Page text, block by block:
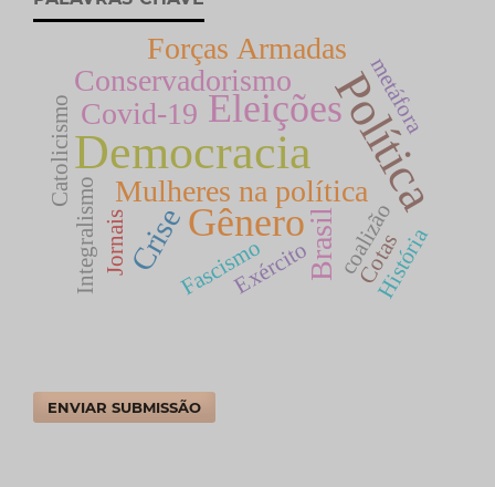
Democracia Política
Eleições
Gênero
Mulheres na política
Conservadorismo
Forças Armadas
Crise Brasil
Covid-19
Catolicismo metáfora
Fascismo
Integralismo coalizão
Cotas
Jornais Exército História
ENVIAR SUBMISSÃO